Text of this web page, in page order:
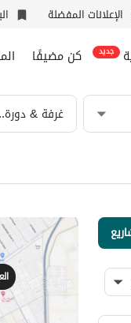
الإعلانات المفضلة
جديد كن مضيفًا
غرفة